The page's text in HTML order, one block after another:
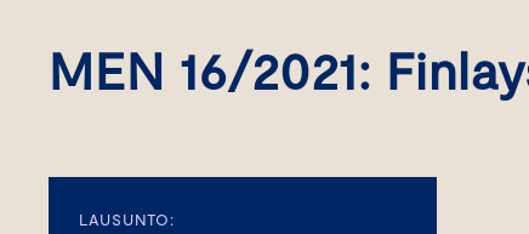
MEN 16/2021:
LAUSUNTO: